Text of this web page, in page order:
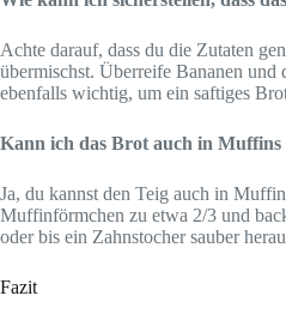
Achte darauf, dass du die Zutaten
übermischst. Überreife Bananen und
ebenfalls wichtig, um ein saftiges
Kann ich das Brot auch in Muffins
Ja, du kannst den Teig auch in
Muffinförmchen zu etwa 2/3 und
oder bis ein Zahnstocher sauber
Fazit